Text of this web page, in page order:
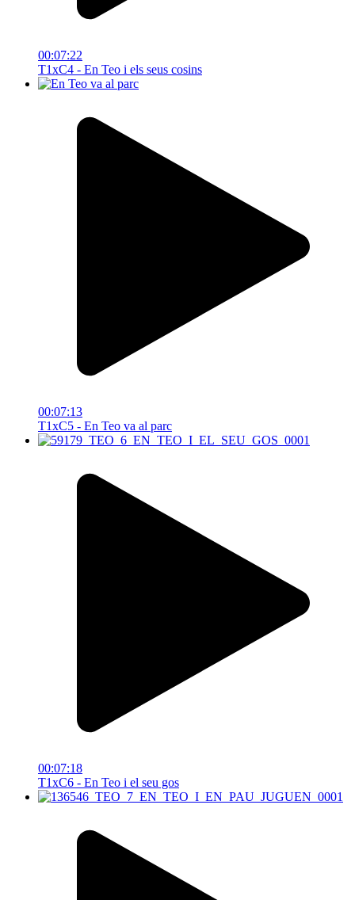
00:07:22
T1xC4 - En Teo i els seus cosins
00:07:13
T1xC5 - En Teo va al parc
00:07:18
T1xC6 - En Teo i el seu gos